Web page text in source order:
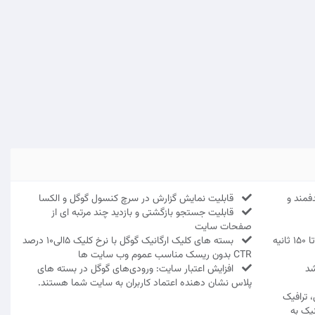
و
قابلیت نمایش گزارش در سرچ کنسول گوگل و الکسا
قابلیت جستجو بازگشتی و بازدید چند مرتبه ای از
صفحات سایت
بسته های کلیک ارگانیک گوگل با نرخ کلیک 5الی10 درصد
CTR بدون ریسک مناسب عموم وب سایت ها
افزایش اعتبار سایت: ورودی‌های گوگل در بسته های
پلاس نشان‌ دهنده اعتماد کاربران به سایت شما هستند.
ترافیک
به